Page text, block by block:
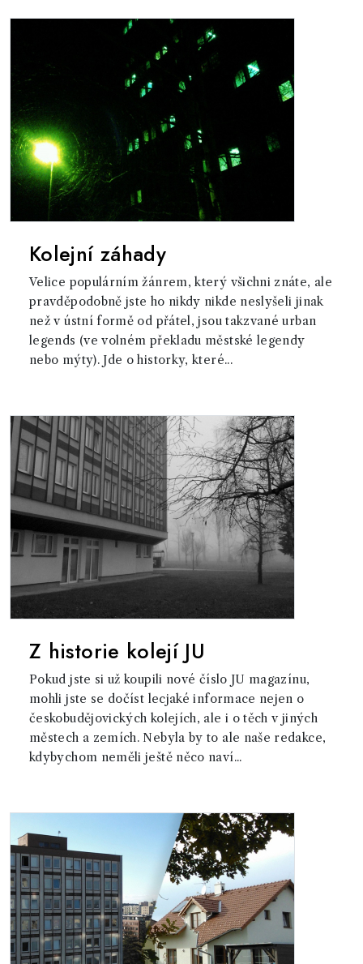
Kolejní záhady
Velice populárním žánrem, který všichni znáte, ale
pravděpodobně jste ho nikdy nikde neslyšeli jinak
než v ústní formě od přátel, jsou takzvané urban
legends (ve volném překladu městské legendy
nebo mýty). Jde o historky, které...
Z historie kolejí JU
Pokud jste si už koupili nové číslo JU magazínu,
mohli jste se dočíst lecjaké informace nejen o
českobudějovických kolejích, ale i o těch v jiných
městech a zemích. Nebyla by to ale naše redakce,
kdybychom neměli ještě něco naví...